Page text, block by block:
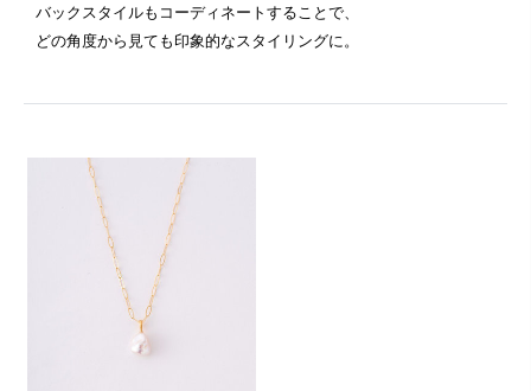
バックスタイルもコーディネートすることで、
どの角度から見ても印象的なスタイリングに。